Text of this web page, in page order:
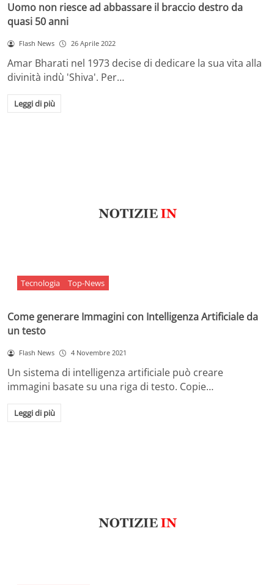
Uomo non riesce ad abbassare il braccio destro da
quasi 50 anni
Flash News 26 Aprile 2022
Amar Bharati nel 1973 decise di dedicare la sua vita alla
divinità indù 'Shiva'. Per…
Leggi di più
Tecnologia Top-News
Come generare Immagini con Intelligenza Artificiale da
un testo
Flash News 4 Novembre 2021
Un sistema di intelligenza artificiale può creare
immagini basate su una riga di testo. Copie…
Leggi di più